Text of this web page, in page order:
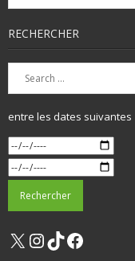
RECHERCHER
entre les dates suivantes
X Instagram
TikTok